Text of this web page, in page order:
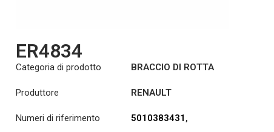
ER4834
Categoria di prodotto BRACCIO DI ROTTA
Produttore RENAULT
Numeri di riferimento 5010383431 ,